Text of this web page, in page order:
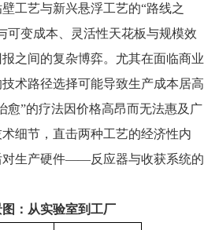
工艺与新兴悬浮工艺的“路线之
可变成本、灵活性天花板与规模效
之间的复杂博弈。尤其在面临商业
术路径选择可能导致生产成本居高
愈”的疗法因价格高昂而无法惠及广
细节，直击两种工艺的经济性内
对生产硬件——反应器与收获系统的
：从实验室到工厂